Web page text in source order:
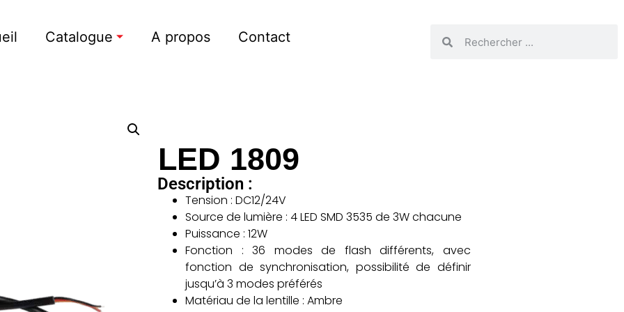
Catalogue A propos Contact
LED 1809
Description :
Tension : DC12/24V
Source de lumière : 4 LED SMD 3535 de 3W chacune
Puissance : 12W
Fonction : 36 modes de flash différents, avec
fonction de synchronisation, possibilité de définir
jusqu’à 3 modes préférés
Matériau de la lentille : Ambre